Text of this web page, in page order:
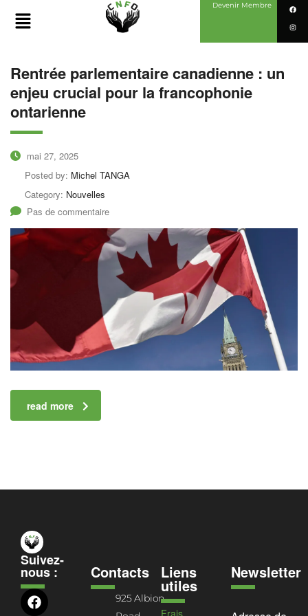
Devenir Membre
Rentrée parlementaire canadienne : un
enjeu crucial pour la francophonie
ontarienne
mai 27, 2025
Posted by: Michel TANGA
Category: Nouvelles
Pas de commentaire
read more
Suivez-
nous : Contacts
925 Albion
Liens
utiles
Newsletter